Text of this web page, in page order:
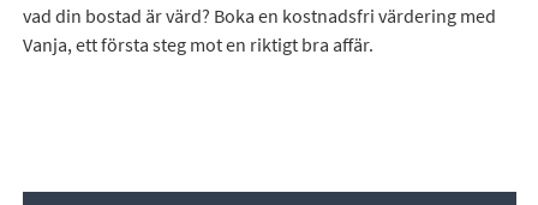
vad din bostad är värd? Boka en kostnadsfri värdering med
Vanja, ett första steg mot en riktigt bra affär.